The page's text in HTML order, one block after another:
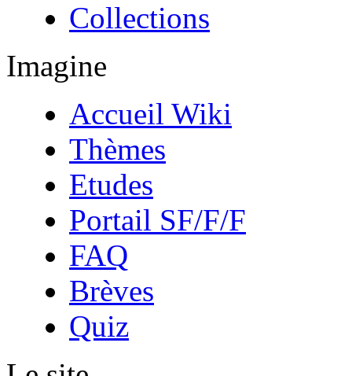
Collections
Imagine
Accueil Wiki
Thèmes
Etudes
Portail SF/F/F
FAQ
Brèves
Quiz